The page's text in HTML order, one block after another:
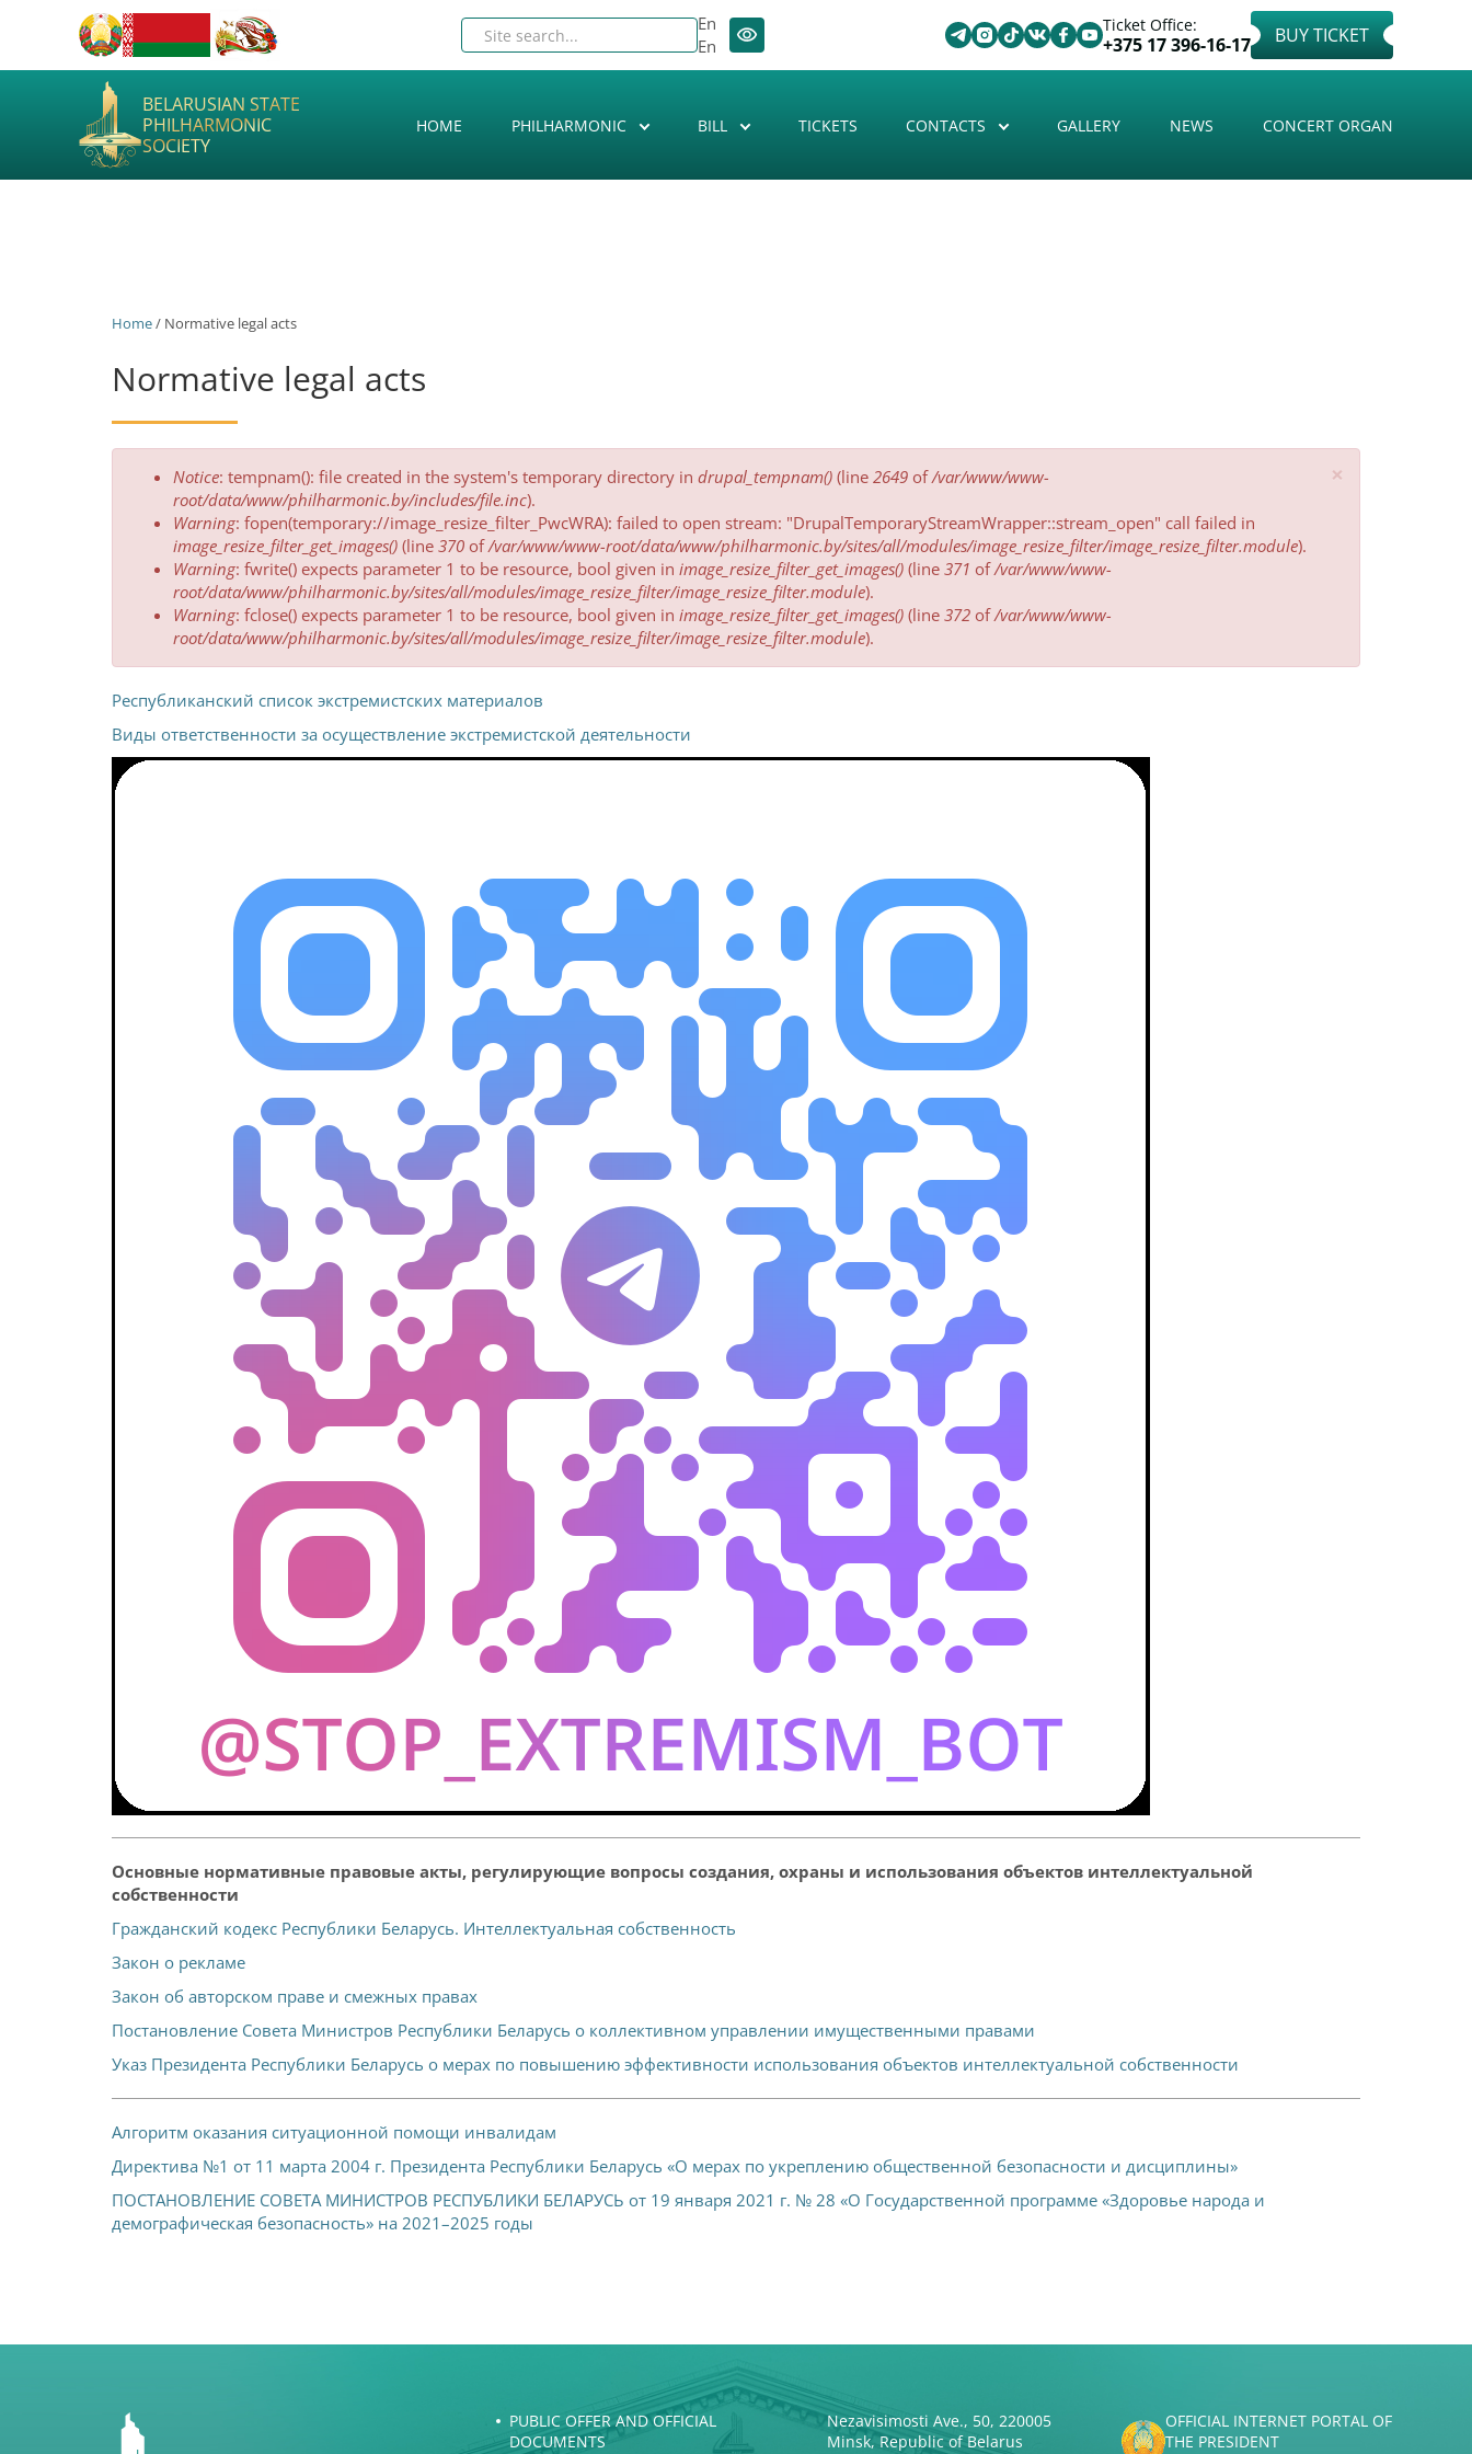
Ticket Office:
+375 17 396-16-17 BUY TICKET
En
En
BELARUSIAN STATE
PHILHARMONIC
SOCIETY
HOME PHILHARMONIC BILL TICKETS CONTACTS GALLERY NEWS CONCERT ORGAN
Home/ Normative legal acts
Normative legal acts
×
Error
message
Notice: tempnam(): file created in the system's temporary directory in drupal_tempnam() (line 2649 of/var/www/www-
root/data/www/philharmonic.by/includes/file.inc).
Warning: fopen(temporary://image_resize_filter_PwcWRA): failed to open stream: "DrupalTemporaryStreamWrapper::stream_open" call failed in
image_resize_filter_get_images() (line 370 of/var/www/www-root/data/www/philharmonic.by/sites/all/modules/image_resize_filter/image_resize_filter.module).
Warning: fwrite() expects parameter 1 to be resource, bool given in image_resize_filter_get_images() (line 371 of/var/www/www-
root/data/www/philharmonic.by/sites/all/modules/image_resize_filter/image_resize_filter.module).
Warning: fclose() expects parameter 1 to be resource, bool given in image_resize_filter_get_images() (line 372 of/var/www/www-
root/data/www/philharmonic.by/sites/all/modules/image_resize_filter/image_resize_filter.module).
Республиканский список экстремистских материалов
Виды ответственности за осуществление экстремистской деятельности
Основные нормативные правовые акты, регулирующие вопросы создания, охраны и использования объектов интеллектуальной
собственности
Гражданский кодекс Республики Беларусь. Интеллектуальная собственность
Закон о рекламе
Закон об авторском праве и смежных правах
Постановление Совета Министров Республики Беларусь о коллективном управлении имущественными правами
Указ Президента Республики Беларусь о мерах по повышению эффективности использования объектов интеллектуальной собственности
Алгоритм оказания ситуационной помощи инвалидам
Директива №1 от 11 марта 2004 г. Президента Республики Беларусь «О мерах по укреплению общественной безопасности и дисциплины»
ПОСТАНОВЛЕНИЕ СОВЕТА МИНИСТРОВ РЕСПУБЛИКИ БЕЛАРУСЬ от 19 января 2021 г. № 28 «О Государственной программе «Здоровье народа и
демографическая безопасность» на 2021–2025 годы
PUBLIC OFFER AND OFFICIAL
DOCUMENTS
Nezavisimosti Ave., 50, 220005
Minsk, Republic of Belarus
OFFICIAL INTERNET PORTAL OF
THE PRESIDENT